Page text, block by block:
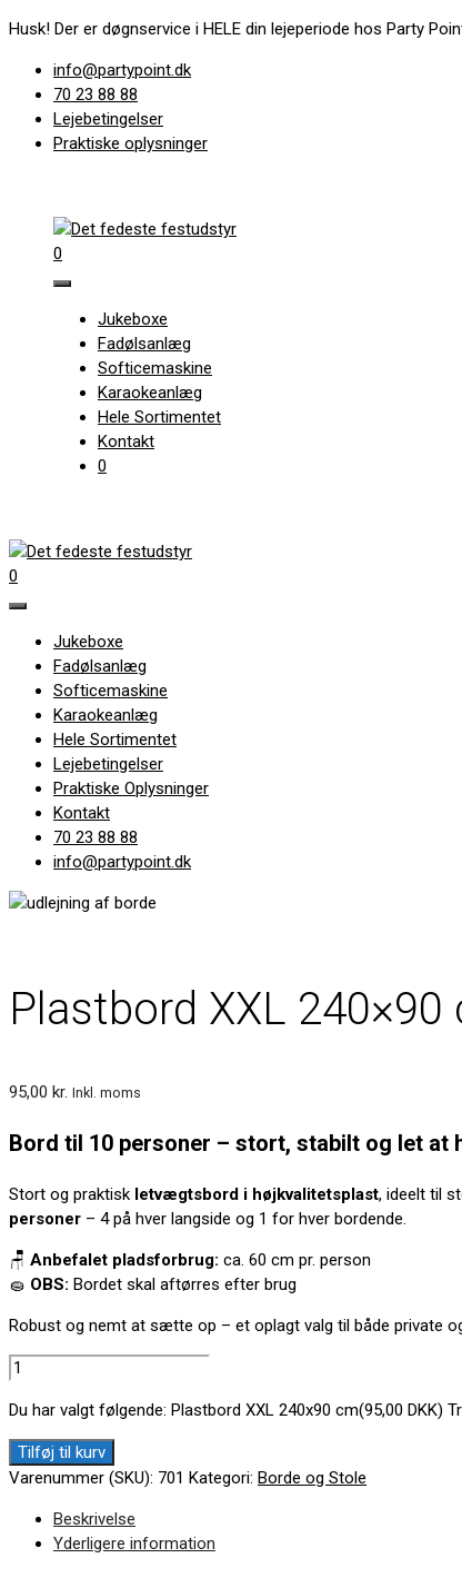
Hop
indhold
Husk! Der er døgnservice i HELE din lejeperiode hos Party
info@partypoint.dk
70 23 88 88
Lejebetingelser
Praktiske oplysninger
0
Jukeboxe
Fadølsanlæg
Softicemaskine
Karaokeanlæg
Hele Sortimentet
Kontakt
0
0
Jukeboxe
Fadølsanlæg
Softicemaskine
Karaokeanlæg
Hele Sortimentet
Lejebetingelser
Praktiske Oplysninger
Kontakt
70 23 88 88
info@partypoint.dk
Plastbord XXL 240×90
95,00 kr. Inkl. moms
Bord til 10 personer – stort, stabilt og let at
Stort og praktisk letvægtsbord i højkvalitetsplast, ideelt til
personer – 4 på hver langside og 1 for hver bordende.
🪑 Anbefalet pladsforbrug: ca. 60 cm pr. person
🧽 OBS: Bordet skal aftørres efter brug
Robust og nemt at sætte op – et oplagt valg til både private
Plastbord
240x90
cm
antal
Du har valgt følgende: Plastbord XXL 240x90 cm(95,00 DKK)
Tilføj til kurv
Varenummer (SKU): 701 Kategori: Borde og Stole
Beskrivelse
Yderligere information